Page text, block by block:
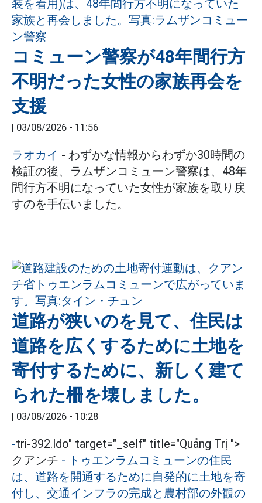
コミューン警察が48年間行方
不明だった女性の家族再会を
支援
| 03/08/2026 - 11:56
ラオカイ - わずかな情報からわずか30時間の
検証の後、ラムザンコミューン警察は、48年
間行方不明になっていた女性が家族を取り戻
すのを手伝いました。
道路が狭いのを見て、住民は
道路を広くするために土地を
寄付するために、新しく建て
られた柵を壊しました。
| 03/08/2026 - 10:28
-tri-392.ldo" target="_self" title="Quảng Trị ">
クアンチ - トゥエンラムコミューンの住民
は、道路を開通するために自発的に土地を寄
付し、交通インフラの完成と農村部の外観の